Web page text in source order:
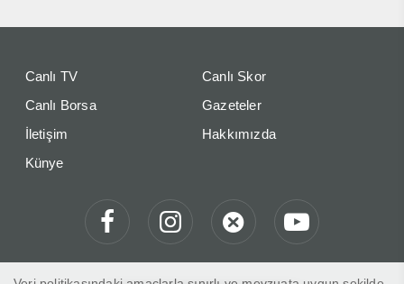
Canlı TV
Canlı Skor
Canlı Borsa
Gazeteler
İletişim
Hakkımızda
Künye